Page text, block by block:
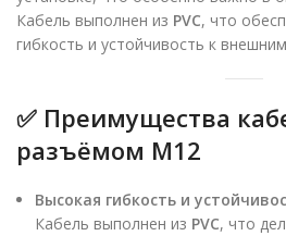
Кабель выполнен из PVC, что
гибкость и устойчивость к
✅ Преимущества
разъёмом M12
Высокая гибкость и
Кабель выполнен из PVC, что